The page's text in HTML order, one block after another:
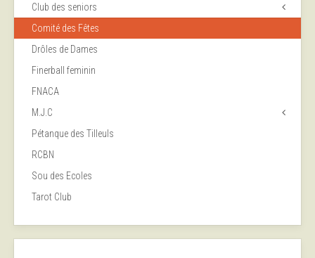
Club des seniors
Comité des Fêtes
Drôles de Dames
Finerball feminin
FNACA
M.J.C
Pétanque des Tilleuls
RCBN
Sou des Ecoles
Tarot Club